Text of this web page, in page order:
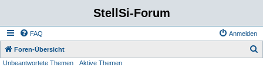
StellSi-Forum
FAQ Anmelden
Foren-Übersicht
Unbeantwortete Themen Aktive Themen